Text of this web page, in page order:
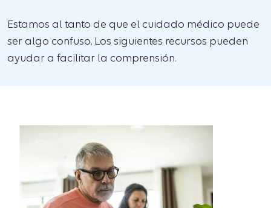
Estamos al tanto de que el cuidado médico puede
ser algo confuso. Los siguientes recursos pueden
ayudar a facilitar la comprensión.